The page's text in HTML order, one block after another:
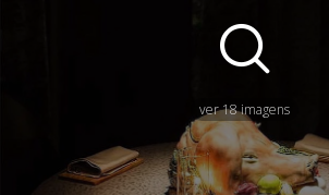
ver 18 imagens